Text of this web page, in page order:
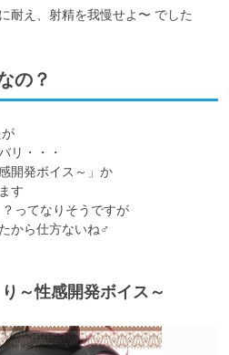
耐え、射精を我慢せよ〜 でした
の？
リ・・・
開発ボイス～」か
す
ってなりそうですが
から仕方ないね♂
～性感開発ボイス～